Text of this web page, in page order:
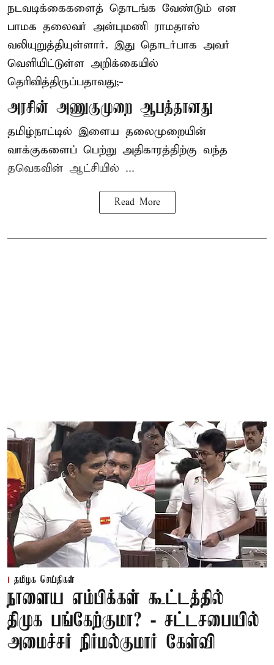
நடவடிக்கைகளைத் தொடங்க வேண்டும் என
பாமக தலைவர் அன்புமணி ராமதாஸ்
வலியுறுத்தியுள்ளார். இது தொடர்பாக அவர்
வெளியிட்டுள்ள அறிக்கையில்
தெரிவித்திருப்பதாவது;-
அரசின் அணுகுமுறை ஆபத்தானது
தமிழ்நாட்டில் இளைய தலைமுறையின்
வாக்குகளைப் பெற்று அதிகாரத்திற்கு வந்த
தவெகவின் ஆட்சியில் ...
Read More
தமிழக செய்திகள்
நாளைய எம்பிக்கள் கூட்டத்தில்
திமுக பங்கேற்குமா? - சட்டசபையில்
அமைச்சர் நிர்மல்குமார் கேள்வி